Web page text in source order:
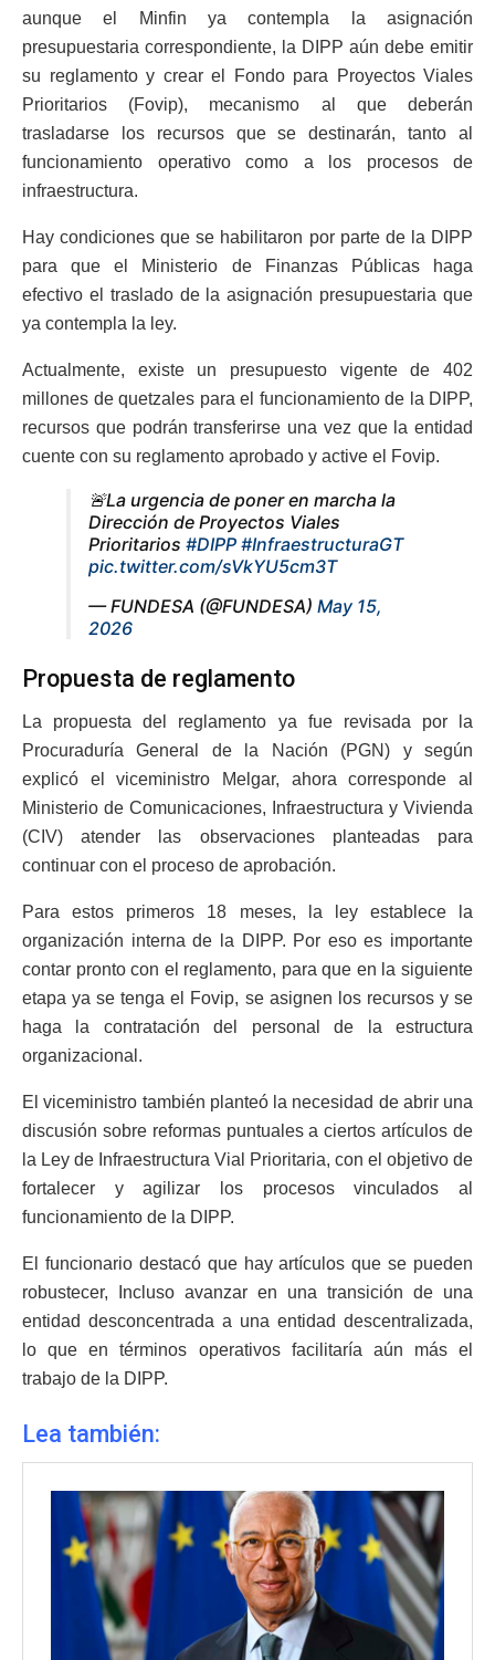
aunque el Minfin ya contempla la asignación
presupuestaria correspondiente, la DIPP aún debe emitir
su reglamento y crear el Fondo para Proyectos Viales
Prioritarios (Fovip), mecanismo al que deberán
trasladarse los recursos que se destinarán, tanto al
funcionamiento operativo como a los procesos de
infraestructura.
Hay condiciones que se habilitaron por parte de la DIPP
para que el Ministerio de Finanzas Públicas haga
efectivo el traslado de la asignación presupuestaria que
ya contempla la ley.
Actualmente, existe un presupuesto vigente de 402
millones de quetzales para el funcionamiento de la DIPP,
recursos que podrán transferirse una vez que la entidad
cuente con su reglamento aprobado y active el Fovip.
🚨La urgencia de poner en marcha la
Dirección de Proyectos Viales
Prioritarios #DIPP #InfraestructuraGT
pic.twitter.com/sVkYU5cm3T
— FUNDESA (@FUNDESA) May 15,
2026
Propuesta de reglamento
La propuesta del reglamento ya fue revisada por la
Procuraduría General de la Nación (PGN) y según
explicó el viceministro Melgar, ahora corresponde al
Ministerio de Comunicaciones, Infraestructura y Vivienda
(CIV) atender las observaciones planteadas para
continuar con el proceso de aprobación.
Para estos primeros 18 meses, la ley establece la
organización interna de la DIPP. Por eso es importante
contar pronto con el reglamento, para que en la siguiente
etapa ya se tenga el Fovip, se asignen los recursos y se
haga la contratación del personal de la estructura
organizacional.
El viceministro también planteó la necesidad de abrir una
discusión sobre reformas puntuales a ciertos artículos de
la Ley de Infraestructura Vial Prioritaria, con el objetivo de
fortalecer y agilizar los procesos vinculados al
funcionamiento de la DIPP.
El funcionario destacó que hay artículos que se pueden
robustecer, Incluso avanzar en una transición de una
entidad desconcentrada a una entidad descentralizada,
lo que en términos operativos facilitaría aún más el
trabajo de la DIPP.
Lea también: